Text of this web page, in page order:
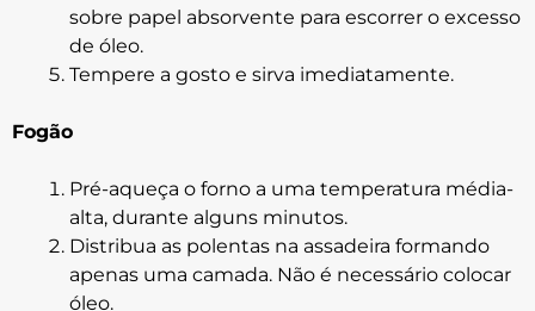
sobre papel absorvente para escorrer o excesso
de óleo.
Tempere a gosto e sirva imediatamente.
Fogão
Pré-aqueça o forno a uma temperatura média-
alta, durante alguns minutos.
Distribua as polentas na assadeira formando
apenas uma camada. Não é necessário colocar
óleo.